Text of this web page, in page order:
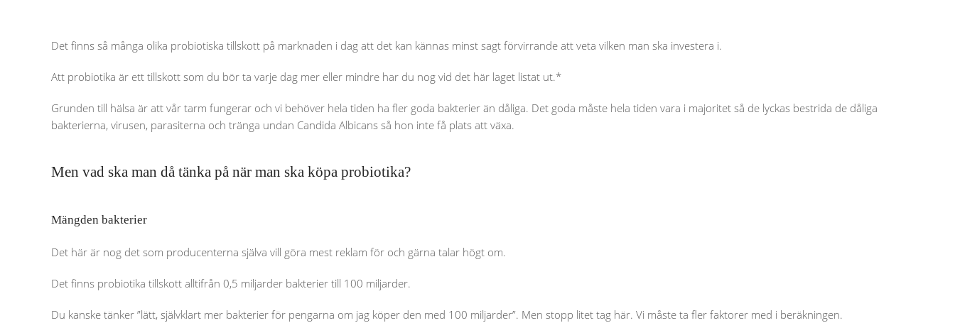
Det finns så många olika probiotiska tillskott på marknaden i dag att det kan kännas minst sagt förvirrande att veta vilken man ska investera i.
Att probiotika är ett tillskott som du bör ta varje dag mer eller mindre har du nog vid det här laget listat ut.*
Grunden till hälsa är att vår tarm fungerar och vi behöver hela tiden ha fler goda bakterier än dåliga. Det goda måste hela tiden vara i majoritet så de lyckas bestrida de dåliga
bakterierna, virusen, parasiterna och tränga undan Candida Albicans så hon inte få plats att växa.
Men vad ska man då tänka på när man ska köpa probiotika?
Mängden bakterier
Det här är nog det som producenterna själva vill göra mest reklam för och gärna talar högt om.
Det finns probiotika tillskott alltifrån 0,5 miljarder bakterier till 100 miljarder.
Du kanske tänker ”lätt, självklart mer bakterier för pengarna om jag köper den med 100 miljarder”. Men stopp litet tag här. Vi måste ta fler faktorer med i beräkningen.